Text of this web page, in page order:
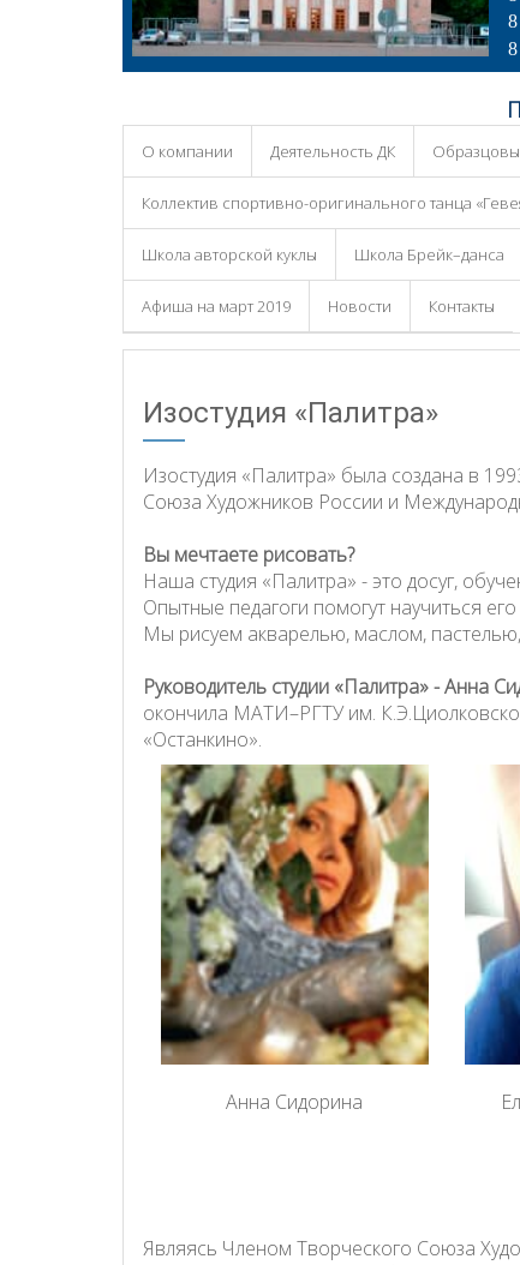
О компании Деятельность ДК
Коллектив спортивно-оригинального танца
Школа авторской куклы Школа Брейк–данса
Афиша на март 2019 Новости Контакты
Изостудия «Палитра»
Изостудия «Палитра» была создана в
Союза Художников России и
Вы мечтаете рисовать?
Наша студия «Палитра» - это досуг,
Опытные педагоги помогут научиться
Мы рисуем акварелью, маслом,
Руководитель студии «Палитра» - Анна
окончила МАТИ–РГТУ им.
«Останкино».
Анна Сидорина
Являясь Членом Творческого Союза